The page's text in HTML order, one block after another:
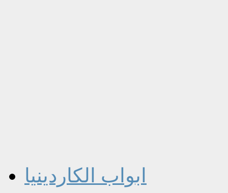
ابواب الكاردينيا